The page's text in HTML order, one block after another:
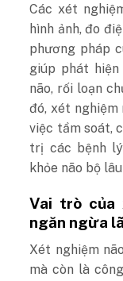
Các xét
hình ảnh, đo
phương pháp
giúp phát
não, rối loạn
đó, xét
việc tầm soát,
trị các bệnh
khỏe não bộ
Vai trò của
ngăn ngừa
Xét nghiệm
mà còn là